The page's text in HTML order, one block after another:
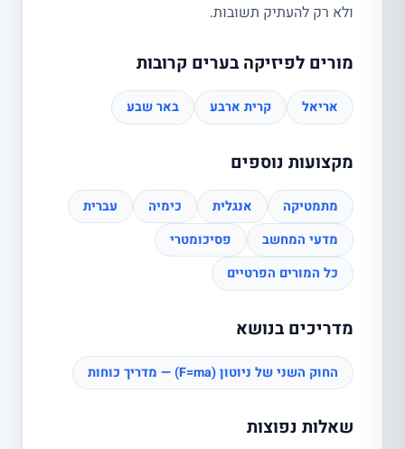
ולא רק להעתיק תשובות.
מורים לפיזיקה בערים קרובות
אריאל קרית ארבע באר שבע
מקצועות נוספים
מתמטיקה אנגלית כימיה
עברית
מדעי המחשב
פסיכומטרי
כל המורים הפרטיים
מדריכים בנושא
החוק השני של ניוטון (F=ma) — מדריך כוחות
שאלות נפוצות